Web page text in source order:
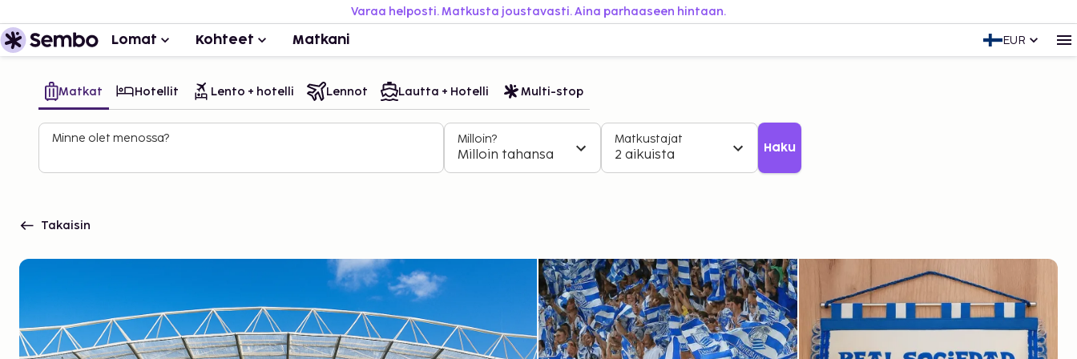
Varaa helposti. Matkusta joustavasti. Aina parhaaseen hintaan.
Lomat Kohteet Matkani EUR
Matkat Hotellit Lento + hotelli Lennot Lautta + Hotelli Multi-stop
Minne olet menossa? Milloin?
Milloin tahansa
Matkustajat
2 aikuista Haku
Takaisin